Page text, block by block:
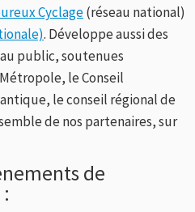
Cyclage(réseau national)
. Développe aussi des
public, soutenues
le Conseil
le conseil régional de
de nos partenaires, sur
de